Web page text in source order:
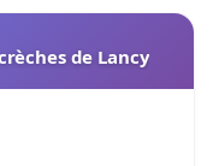
de Lancy